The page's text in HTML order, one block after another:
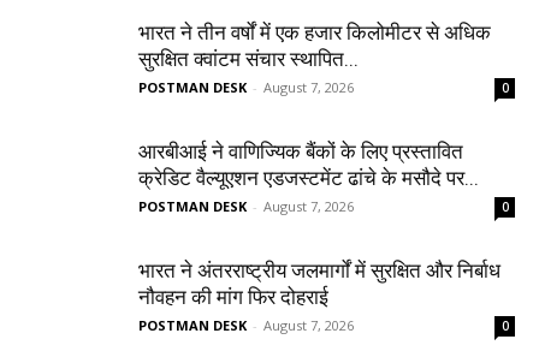
भारत ने तीन वर्षों में एक हजार किलोमीटर से अधिक
सुरक्षित क्वांटम संचार स्थापित...
POSTMAN DESK - August 7, 2026 0
आरबीआई ने वाणिज्यिक बैंकों के लिए प्रस्तावित
क्रेडिट वैल्यूएशन एडजस्टमेंट ढांचे के मसौदे पर...
POSTMAN DESK - August 7, 2026 0
भारत ने अंतरराष्ट्रीय जलमार्गों में सुरक्षित और निर्बाध
नौवहन की मांग फिर दोहराई
POSTMAN DESK - August 7, 2026 0